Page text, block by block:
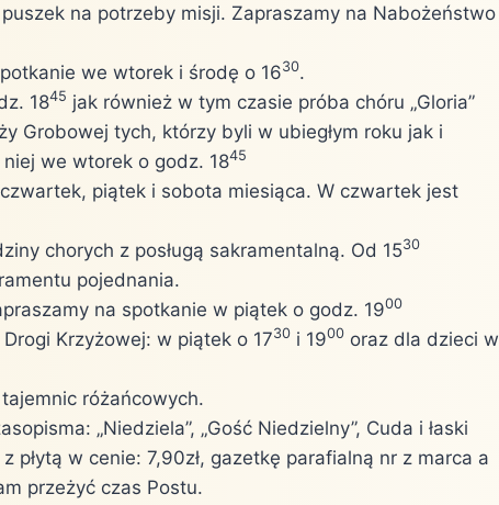
na potrzeby misji. Zapraszamy na Nabożeństwo
we wtorek i środę o 1630.
1845 jak również w tym czasie próba chóru „Gloria”
Grobowej tych, którzy byli w ubiegłym roku jak i
we wtorek o godz. 1845
piątek i sobota miesiąca. W czwartek jest
chorych z posługą sakramentalną. Od 1530
pojednania.
na spotkanie w piątek o godz. 1900
Krzyżowej: w piątek o 1730 i 1900 oraz dla dzieci w
różańcowych.
„Niedziela”, „Gość Niedzielny”, Cuda i łaski
z płytą w cenie: 7,90zł, gazetkę parafialną nr z marca a
przeżyć czas Postu.